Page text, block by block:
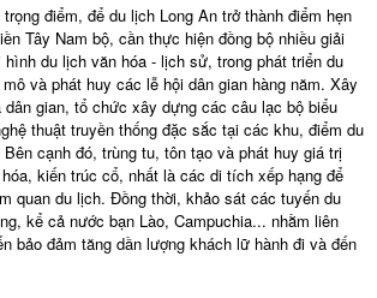
điểm, để du lịch Long An trở thành điểm hẹn
Tây Nam bộ, cần thực hiện đồng bộ nhiều giải
du lịch văn hóa - lịch sử, trong phát triển du
và phát huy các lễ hội dân gian hàng năm. Xây
gian, tổ chức xây dựng các câu lạc bộ biểu
thuật truyền thống đặc sắc tại các khu, điểm du
cạnh đó, trùng tu, tôn tạo và phát huy giá trị
kiến trúc cổ, nhất là các di tích xếp hạng để
quan du lịch. Đồng thời, khảo sát các tuyến du
kể cả nước bạn Lào, Campuchia... nhằm liên
bảo đảm tăng dần lượng khách lữ hành đi và đến